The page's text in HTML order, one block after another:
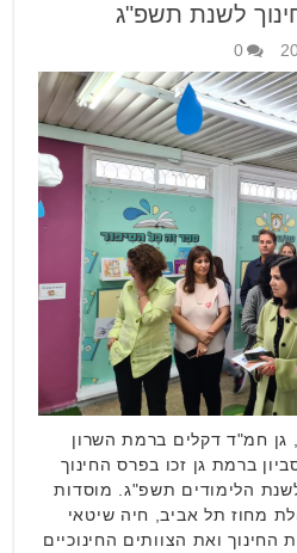
לשנת תשפ"ג
0
גן חמ"ד דקלים ברמת השרון
ברמת גן זכו בפרס החינוך
הלימודים תשפ"ג. מוסדות
מחוז תל אביב, חיה שיטאי
ואת הצוותים החינוכיים